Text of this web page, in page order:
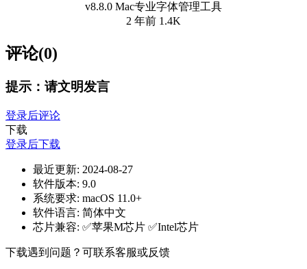
v8.8.0 Mac专业字体管理工具
2 年前 1.4K
评论(0)
提示：请文明发言
登录后评论
下载
登录后下载
最近更新: 2024-08-27
软件版本: 9.0
系统要求: macOS 11.0+
软件语言: 简体中文
芯片兼容: ✅苹果M芯片 ✅Intel芯片
下载遇到问题？可联系客服或反馈